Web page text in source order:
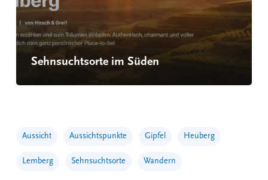
Sehnsuchtsorte im Süden
Aussicht Aussichtspunkte Gipfel Heuberg
Lemberg Sehnsuchtsorte Wandern